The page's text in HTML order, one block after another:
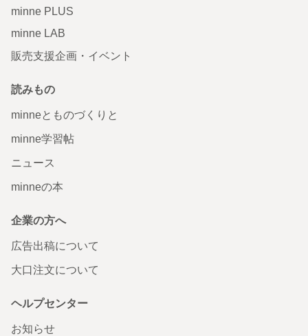
minne PLUS
minne LAB
販売支援企画・イベント
読みもの
minneとものづくりと
minne学習帖
ニュース
minneの本
企業の方へ
広告出稿について
大口注文について
ヘルプセンター
お知らせ